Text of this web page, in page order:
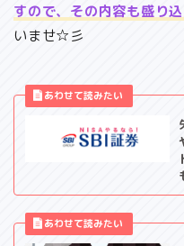
すので、その内容も盛り
いませ☆彡